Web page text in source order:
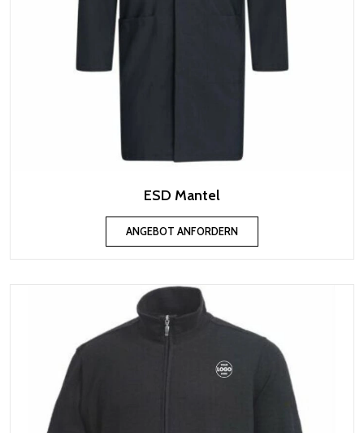
ESD Mantel
ANGEBOT ANFORDERN